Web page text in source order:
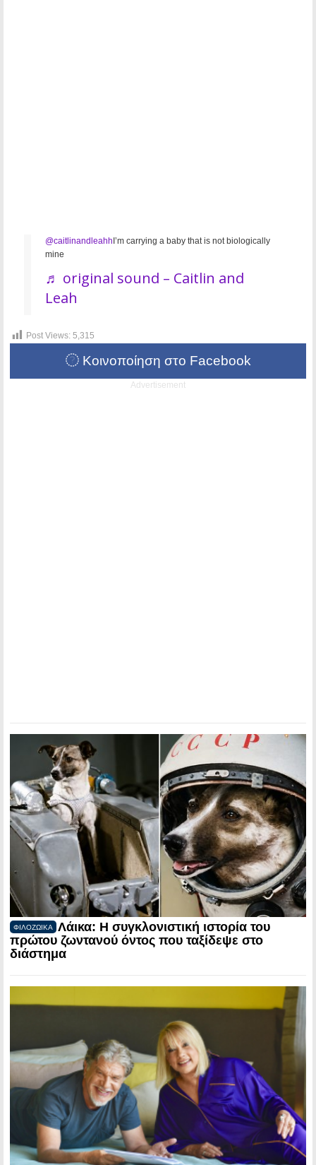
@caitlinandleahh I’m carrying a baby that is not biologically
mine
♬ original sound – Caitlin and
Leah
Post Views: 5,315
Κοινοποίηση στο Facebook
Advertisement
ΦΙΛΟΖΩΙΚΑ
Λάικα: Η συγκλονιστική ιστορία του
πρώτου ζωντανού όντος που ταξίδεψε στο
διάστημα